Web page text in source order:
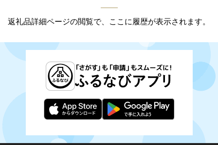
返礼品詳細ページの閲覧で、ここに履歴が表示されます。